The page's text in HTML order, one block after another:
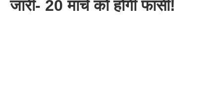
जारी- 20 मार्च को होगी फांसी!